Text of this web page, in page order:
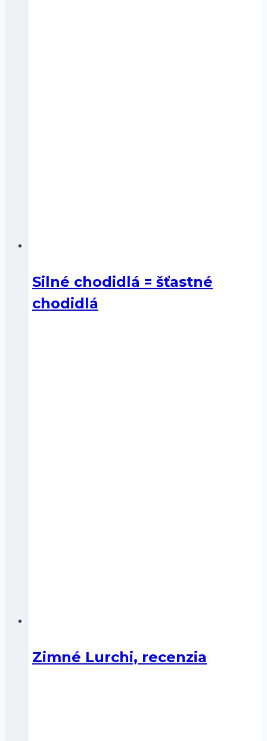
Silné chodidlá = šťastné
chodidlá
Zimné Lurchi, recenzia